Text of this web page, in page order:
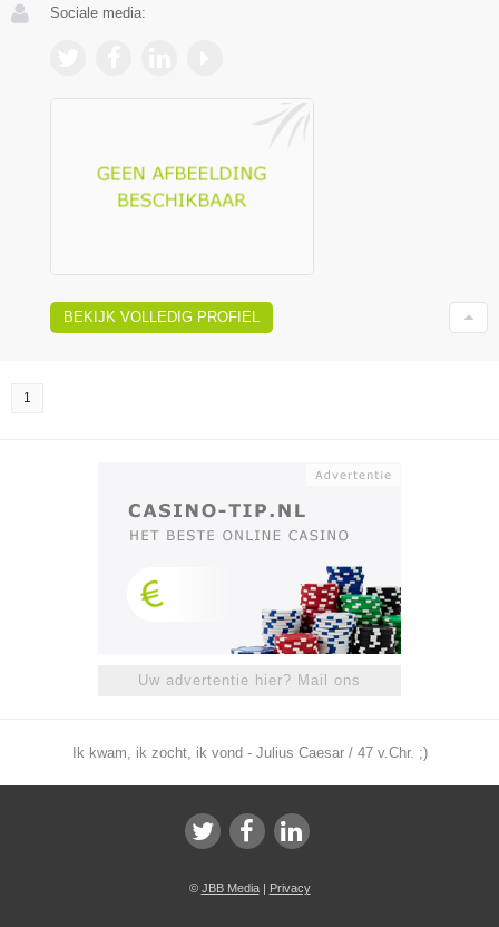
Sociale media:
BEKIJK VOLLEDIG PROFIEL
1
Uw advertentie hier? Mail ons
Ik kwam, ik zocht, ik vond - Julius Caesar / 47 v.Chr. ;)
© JBB Media| Privacy